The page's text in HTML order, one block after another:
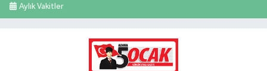
Aylık Vakitler